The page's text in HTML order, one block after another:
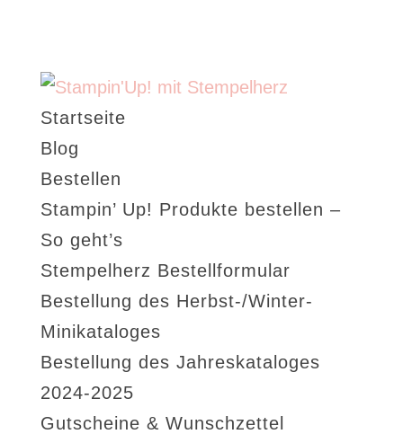
Startseite
Blog
Bestellen
Stampin’ Up! Produkte bestellen –
So geht’s
Stempelherz Bestellformular
Bestellung des Herbst-/Winter-
Minikataloges
Bestellung des Jahreskataloges
2024-2025
Gutscheine & Wunschzettel